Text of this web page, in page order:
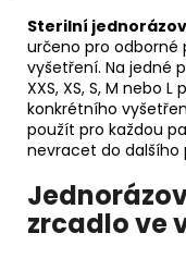
Sterilní
určeno pro odborné
vyšetření. Na jedné
XXS, XS, S, M nebo
konkrétního
použít pro každou
nevracet do dalšího
zrcadlo ve